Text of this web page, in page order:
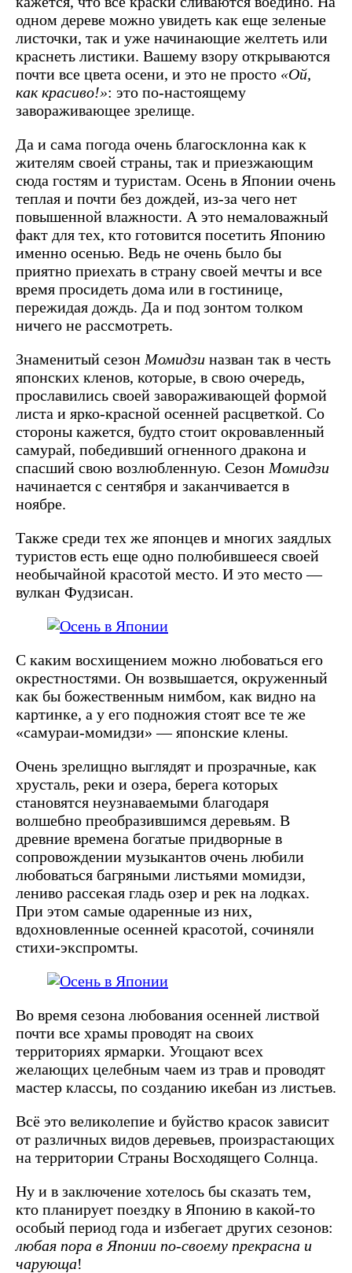
одном дереве можно увидеть как еще зеленые
листочки, так и уже начинающие желтеть или
краснеть листики. Вашему взору открываются
почти все цвета осени, и это не просто «Ой,
как красиво!»: это по-настоящему
завораживающее зрелище.
Да и сама погода очень благосклонна как к
жителям своей страны, так и приезжающим
сюда гостям и туристам. Осень в Японии очень
теплая и почти без дождей, из-за чего нет
повышенной влажности. А это немаловажный
факт для тех, кто готовится посетить Японию
именно осенью. Ведь не очень было бы
приятно приехать в страну своей мечты и все
время просидеть дома или в гостинице,
пережидая дождь. Да и под зонтом толком
ничего не рассмотреть.
Знаменитый сезон Момидзи назван так в честь
японских кленов, которые, в свою очередь,
прославились своей завораживающей формой
листа и ярко-красной осенней расцветкой. Со
стороны кажется, будто стоит окровавленный
самурай, победивший огненного дракона и
спасший свою возлюбленную. Сезон Момидзи
начинается с сентября и заканчивается в
ноябре.
Также среди тех же японцев и многих заядлых
туристов есть еще одно полюбившееся своей
необычайной красотой место. И это место —
вулкан Фудзисан.
С каким восхищением можно любоваться его
окрестностями. Он возвышается, окруженный
как бы божественным нимбом, как видно на
картинке, а у его подножия стоят все те же
«самураи-момидзи» — японские клены.
Очень зрелищно выглядят и прозрачные, как
хрусталь, реки и озера, берега которых
становятся неузнаваемыми благодаря
волшебно преобразившимся деревьям. В
древние времена богатые придворные в
сопровождении музыкантов очень любили
любоваться багряными листьями момидзи,
лениво рассекая гладь озер и рек на лодках.
При этом самые одаренные из них,
вдохновленные осенней красотой, сочиняли
стихи-экспромты.
Во время сезона любования осенней листвой
почти все храмы проводят на своих
территориях ярмарки. Угощают всех
желающих целебным чаем из трав и проводят
мастер классы, по созданию икебан из листьев.
Всё это великолепие и буйство красок зависит
от различных видов деревьев, произрастающих
на территории Страны Восходящего Солнца.
Ну и в заключение хотелось бы сказать тем,
кто планирует поездку в Японию в какой-то
особый период года и избегает других сезонов:
любая пора в Японии по-своему прекрасна и
чарующа!